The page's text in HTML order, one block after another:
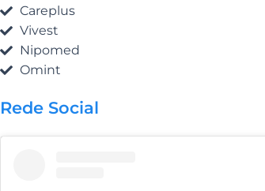
Careplus
Vivest
Nipomed
Omint
Rede Social